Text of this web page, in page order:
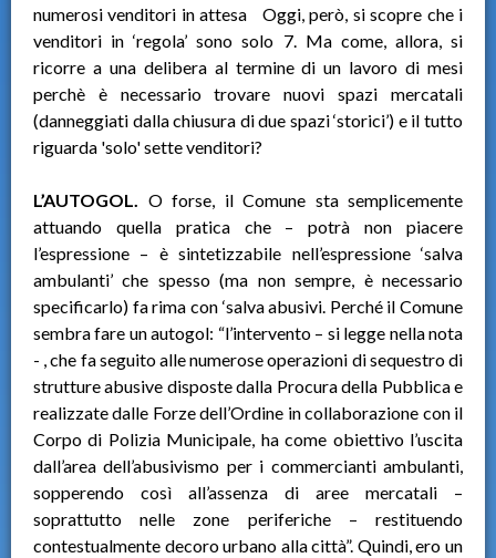
numerosi venditori in attesa Oggi, però, si scopre che i
venditori in ‘regola’ sono solo 7. Ma come, allora, si
ricorre a una delibera al termine di un lavoro di mesi
perchè è necessario trovare nuovi spazi mercatali
(danneggiati dalla chiusura di due spazi ‘storici’) e il tutto
riguarda 'solo' sette venditori?
L’AUTOGOL. O forse, il Comune sta semplicemente
attuando quella pratica che – potrà non piacere
l’espressione – è sintetizzabile nell’espressione ‘salva
ambulanti’ che spesso (ma non sempre, è necessario
specificarlo) fa rima con ‘salva abusivi. Perché il Comune
sembra fare un autogol: “l’intervento – si legge nella nota
- , che fa seguito alle numerose operazioni di sequestro di
strutture abusive disposte dalla Procura della Pubblica e
realizzate dalle Forze dell’Ordine in collaborazione con il
Corpo di Polizia Municipale, ha come obiettivo l’uscita
dall’area dell’abusivismo per i commercianti ambulanti,
sopperendo così all’assenza di aree mercatali –
soprattutto nelle zone periferiche – restituendo
contestualmente decoro urbano alla città”. Quindi, ero un